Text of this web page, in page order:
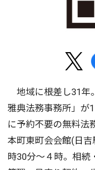
地域に根差し31年
雅典法務事務所」が
に予約不要の無料法
本町東町会会館(日
時30分〜４時。相続